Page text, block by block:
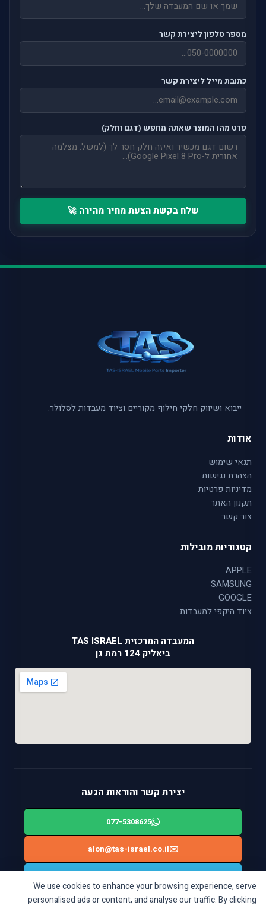
We use cookies to enhance your browsing experience, serve
personalised ads or content, and analyse our traffic. By clicking
מספר טלפון ליצירת קשר
כתובת מייל ליצירת קשר
פרט מהו המוצר שאתה מחפש (דגם וחלק)
שלח בקשת הצעת מחיר מהירה 🚀
ייבוא ושיווק חלקי חילוף מקוריים וציוד מעבדות לסלולר.
אודות
תנאי שימוש
הצהרת נגישות
מדיניות פרטיות
תקנון האתר
צור קשר
קטגוריות מובילות
APPLE
SAMSUNG
GOOGLE
ציוד היקפי למעבדות
המעבדה המרכזית TAS ISRAEL
ביאליק 124 רמת גן
יצירת קשר והוראות הגעה
077-5308625
✉️
alon@tas-israel.co.il